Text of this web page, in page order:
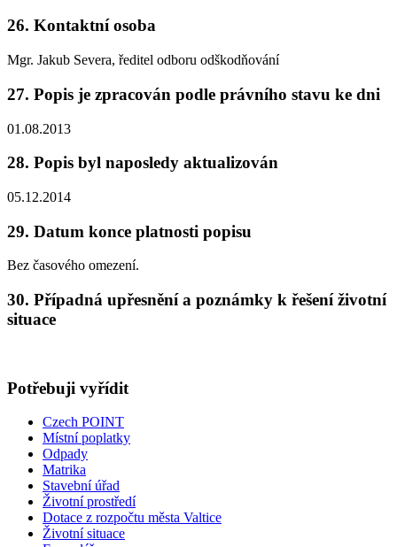
26. Kontaktní osoba
Mgr. Jakub Severa, ředitel odboru odškodňování
27. Popis je zpracován podle právního stavu ke dni
01.08.2013
28. Popis byl naposledy aktualizován
05.12.2014
29. Datum konce platnosti popisu
Bez časového omezení.
30. Případná upřesnění a poznámky k řešení životní
situace
Potřebuji vyřídit
Czech POINT
Místní poplatky
Odpady
Matrika
Stavební úřad
Životní prostředí
Dotace z rozpočtu města Valtice
Životní situace